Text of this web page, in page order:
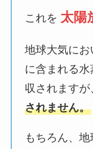
これを 太陽
地球大気に
に含まれる
収されますが
されません。
もちろん、